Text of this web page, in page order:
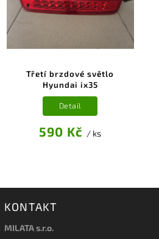
Třetí brzdové světlo
Hyundai ix35
590 Kč / ks
Detail
KONTAKT
MILATA s.r.o.